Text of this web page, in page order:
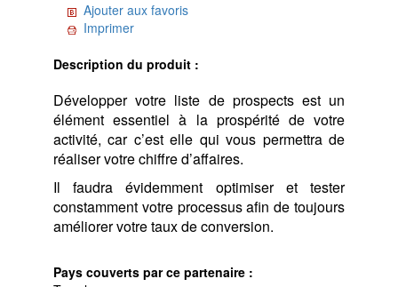
Ajouter aux favoris
Imprimer
Description du produit :
Développer votre liste de prospects est un
élément essentiel à la prospérité de votre
activité, car c’est elle qui vous permettra de
réaliser votre chiffre d’affaires.
Il faudra évidemment optimiser et tester
constamment votre processus afin de toujours
améliorer votre taux de conversion.
Pays couverts par ce partenaire :